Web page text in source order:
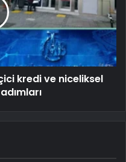
kredi ve niceliksel